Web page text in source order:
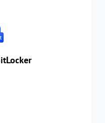
para volúmenes
datos contra el
está disponible